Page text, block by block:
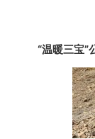
“温暖三宝”